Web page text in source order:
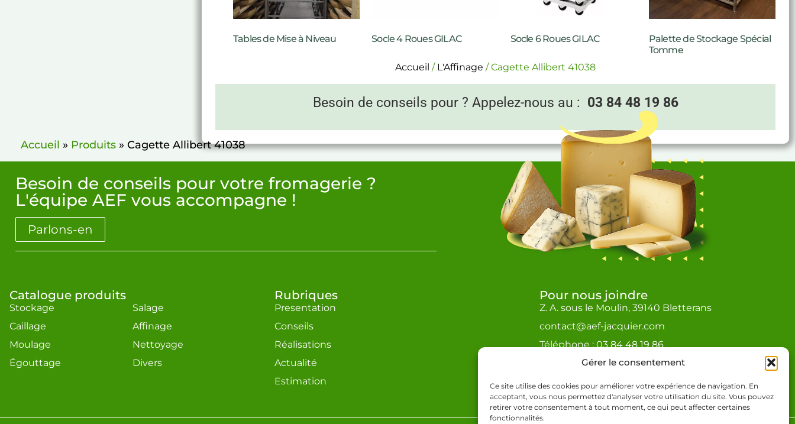
Gérer le consentement
Ce site utilise des cookies pour améliorer votre expérience de navigation. En
acceptant, vous nous permettez d'analyser votre utilisation du site. Vous pouvez
retirer votre consentement à tout moment, ce qui peut affecter certaines
fonctionnalités.
Tables de Mise à Niveau Socle 4 Roues GILAC Socle 6 Roues GILAC
Palette de Stockage Spécial
Tomme
Accueil / L'Affinage / Cagette Allibert 41038
Besoin de conseils pour ? Appelez-nous au : 03 84 48 19 86
Accueil » Produits » Cagette Allibert 41038
Besoin de conseils pour votre fromagerie ?
L'équipe AEF vous accompagne !
Parlons-en
Catalogue produits
Stockage
Caillage
Moulage
Égouttage
Salage
Affinage
Nettoyage
Divers
Rubriques
Presentation
Conseils
Réalisations
Actualité
Estimation
Pour nous joindre
Z. A. sous le Moulin, 39140 Bletterans
contact@aef-jacquier.com
Téléphone : 03 84 48 19 86